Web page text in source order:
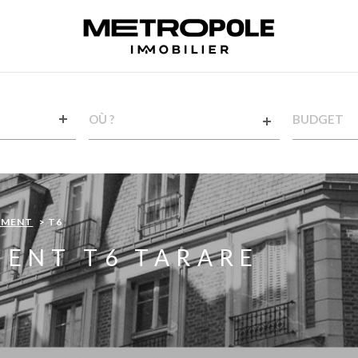
TEXTE
RÉFÉRENCE
T6
T6 TARARE